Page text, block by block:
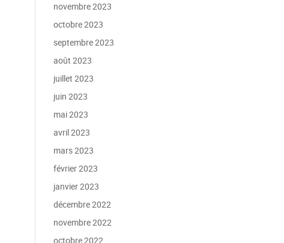
novembre 2023
octobre 2023
septembre 2023
août 2023
juillet 2023
juin 2023
mai 2023
avril 2023
mars 2023
février 2023
janvier 2023
décembre 2022
novembre 2022
octobre 2022